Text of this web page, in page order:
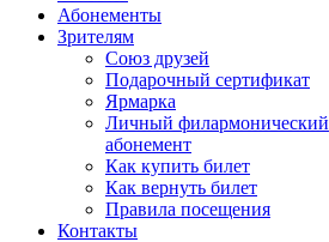
Абонементы
Зрителям
Союз друзей
Подарочный сертификат
Ярмарка
Личный филармонический
абонемент
Как купить билет
Как вернуть билет
Правила посещения
Контакты